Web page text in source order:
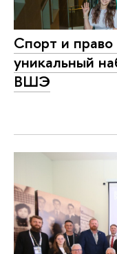
Спорт и право
уникальный
ВШЭ